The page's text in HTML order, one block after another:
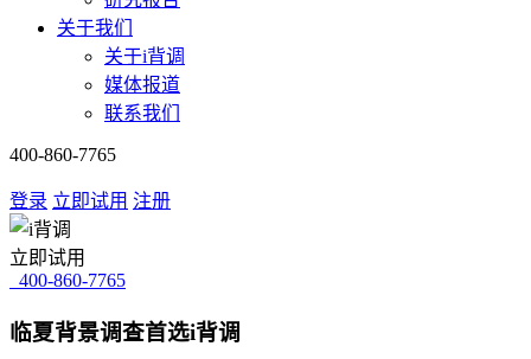
关于我们
关于i背调
媒体报道
联系我们
400-860-7765
登录 立即试用 注册
立即试用
400-860-7765
临夏背景调查首选i背调